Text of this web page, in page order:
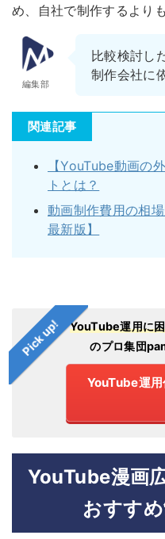
め、自社で制作するより
編集部
比較検討し
制作会社に
関連記事
【YouTube動画の
トとは？
動画制作費用の相
最新版】
Pick up! YouTube運用に
のプロ集団
YouTube運用
YouTube漫画
おすす